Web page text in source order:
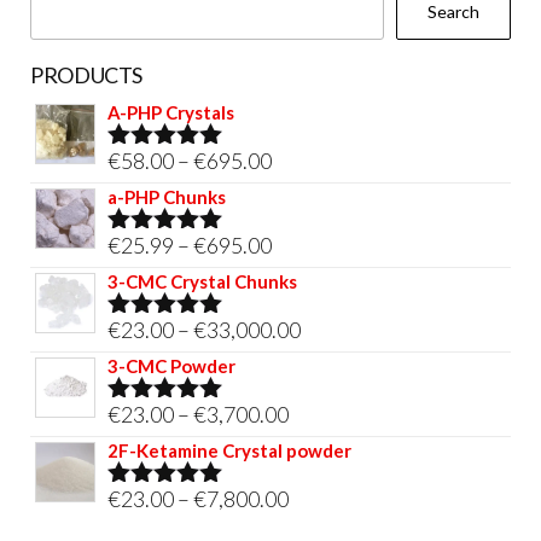
Search
PRODUCTS
A-PHP Crystals
Rated5.00
out of 5
€58.00–€695.00Price
€695.00
a-PHP Chunks
Rated5.00
out of 5
€25.99 –€695.00Price
range:
through
3-CMC Crystal Chunks
Rated5.00
out of 5
€23.00–€33,000.00Price
€33,000.00
3-CMC Powder
Rated5.00
out of 5
€23.00–€3,700.00Price
range:
2F-Ketamine Crystal powder
Rated4.95
€23.00–€7,800.00Price